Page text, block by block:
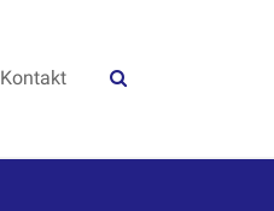
Kontakt